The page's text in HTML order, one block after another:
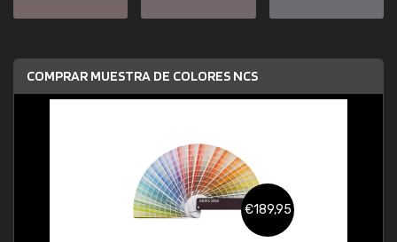
COMPRAR MUESTRA DE COLORES NCS
€189,95